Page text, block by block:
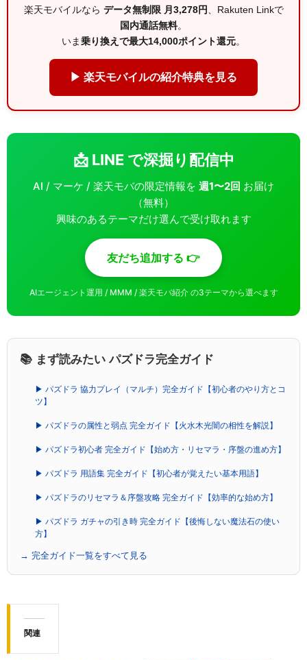
楽天モバイルなら データ無制限 月3,278円 、Rakuten Linkで
国内通話無料。
いま乗り換えで最大14,000ポイント還元。
▶ 楽天モバイルの紹介特典を見る
📩 LINE で深掘り配信中
AI / マーケ / 楽天モバの限定情報を 週1〜2回 お届け
（無料）
興味のあるテーマだけ選んで受け取れます
友だち追加する 👉
AIエージェント運用 / MMM / 楽天モバ紹介 の3テーマから選べます
📚 まず読みたい パズドラ完全ガイド
▶ パズドラ 協力プレイ（マルチ）完全ガイド【初心者のやり方とコ
ツ】
▶ パズドラの属性と弱点 完全ガイド【火水木光闇の相性を解説】
▶ パズドラ初心者 完全ガイド【始め方・リセマラ・序盤の進め方】
▶ パズドラ 用語集 完全ガイド【初心者が覚えたい基本用語】
▶ パズドラのリセマラ＆序盤攻略 完全ガイド【効率的な始め方】
▶ パズドラ ガチャの引き時 完全ガイド【後悔しない魔法石の使い
方】
→ 完全ガイド一覧をすべて見る
関連